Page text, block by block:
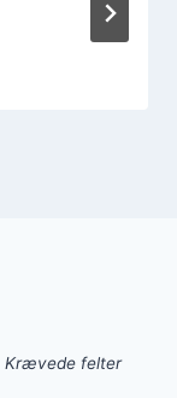
Krævede felter